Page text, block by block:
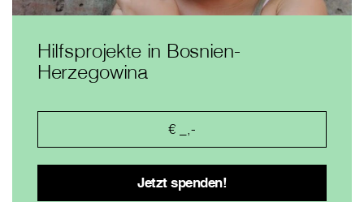
Hilfsprojekte in Bosnien-
Herzegowina